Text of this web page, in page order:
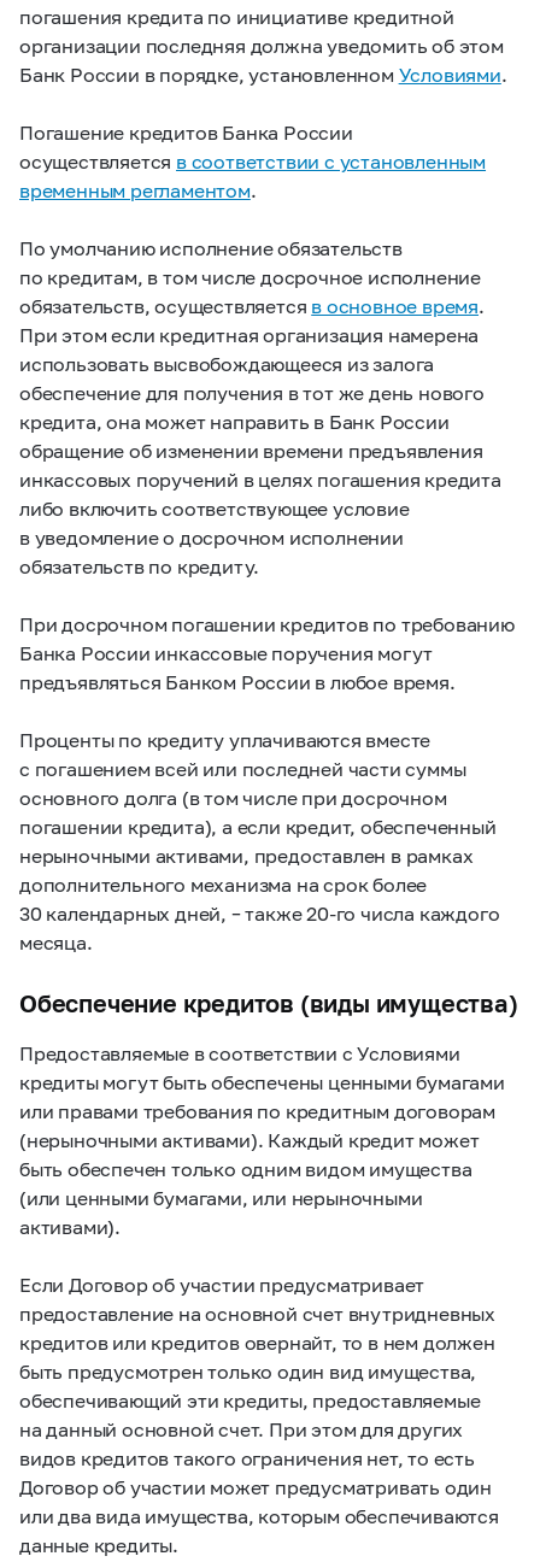
погашения кредита по инициативе кредитной
организации последняя должна уведомить об этом
Банк России в порядке, установленном Условиями.
Погашение кредитов Банка России
осуществляется в соответствии с установленным
временным регламентом.
По умолчанию исполнение обязательств
по кредитам, в том числе досрочное исполнение
обязательств, осуществляется в основное время.
При этом если кредитная организация намерена
использовать высвобождающееся из залога
обеспечение для получения в тот же день нового
кредита, она может направить в Банк России
обращение об изменении времени предъявления
инкассовых поручений в целях погашения кредита
либо включить соответствующее условие
в уведомление о досрочном исполнении
обязательств по кредиту.
При досрочном погашении кредитов по требованию
Банка России инкассовые поручения могут
предъявляться Банком России в любое время.
Проценты по кредиту уплачиваются вместе
с погашением всей или последней части суммы
основного долга (в том числе при досрочном
погашении кредита), а если кредит, обеспеченный
нерыночными активами, предоставлен в рамках
дополнительного механизма на срок более
30 календарных дней, – также20-го числа каждого
месяца.
Обеспечение кредитов (виды имущества)
Предоставляемые в соответствии с Условиями
кредиты могут быть обеспечены ценными бумагами
или правами требования по кредитным договорам
(нерыночными активами). Каждый кредит может
быть обеспечен только одним видом имущества
(или ценными бумагами, или нерыночными
активами).
Если Договор об участии предусматривает
предоставление на основной счет внутридневных
кредитов или кредитов овернайт, то в нем должен
быть предусмотрен только один вид имущества,
обеспечивающий эти кредиты, предоставляемые
на данный основной счет. При этом для других
видов кредитов такого ограничения нет, то есть
Договор об участии может предусматривать один
или два вида имущества, которым обеспечиваются
данные кредиты.